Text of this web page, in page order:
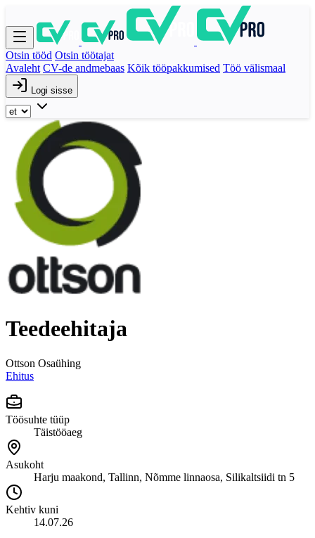
Otsin tööd Otsin töötajat
Avaleht CV-de andmebaas Kõik tööpakkumised Töö välismaal
Logi sisse
Teedeehitaja
Ottson Osaühing
Ehitus
Töösuhte tüüp
Täistööaeg
Asukoht
Harju maakond, Tallinn, Nõmme linnaosa, Silikaltsiidi tn 5
Kehtiv kuni
14.07.26